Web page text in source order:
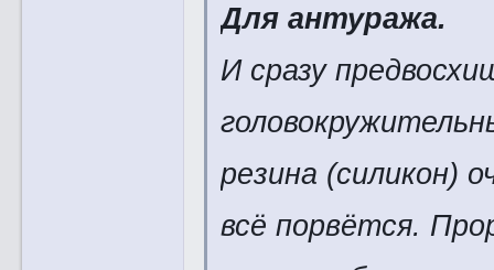
Для антуража.
И сразу
резина (силикон)
всё порвётся.